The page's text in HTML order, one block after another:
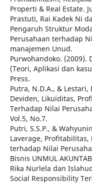
Properti & Real Estate.
Prastuti, Rai Kadek Ni
Pengaruh Struktur
Perusahaan terhadap
manajemen Unud.
Purwohandoko. (2009).
(Teori, Aplikasi dan
Press.
Putra, N.D.A., & Lestari,
Deviden, Likuiditas,
Terhadap Nilai
Vol.5, No.7.
Putri, S.S.P., &
Laverage,
terhadap Nilai
Bisnis UNMUL
Rika Nurlela dan
Social Responsibility